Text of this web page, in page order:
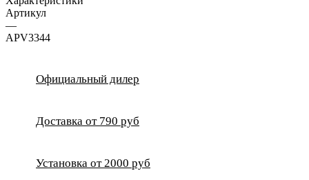
Артикул
—
APV3344
Официальный дилер
Доставка от 790 руб
Установка от 2000 руб